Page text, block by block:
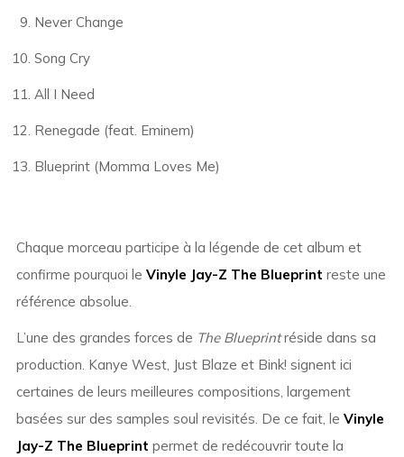
Never Change
Song Cry
All I Need
Renegade (feat. Eminem)
Blueprint (Momma Loves Me)
Chaque morceau participe à la légende de cet album et
confirme pourquoi le Vinyle Jay-Z The Blueprint reste une
référence absolue.
L’une des grandes forces de The Blueprintréside dans sa
production. Kanye West, Just Blaze et Bink! signent ici
certaines de leurs meilleures compositions, largement
basées sur des samples soul revisités. De ce fait, le Vinyle
Jay-Z The Blueprint permet de redécouvrir toute la